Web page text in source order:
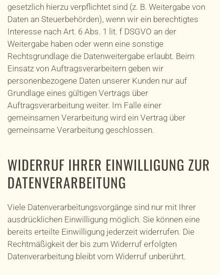
gesetzlich hierzu verpflichtet sind (z. B. Weitergabe von
Daten an Steuerbehörden), wenn wir ein berechtigtes
Interesse nach Art. 6 Abs. 1 lit. f DSGVO an der
Weitergabe haben oder wenn eine sonstige
Rechtsgrundlage die Datenweitergabe erlaubt. Beim
Einsatz von Auftragsverarbeitern geben wir
personenbezogene Daten unserer Kunden nur auf
Grundlage eines gültigen Vertrags über
Auftragsverarbeitung weiter. Im Falle einer
gemeinsamen Verarbeitung wird ein Vertrag über
gemeinsame Verarbeitung geschlossen.
WIDERRUF IHRER EINWILLIGUNG ZUR
DATENVERARBEITUNG
Viele Datenverarbeitungsvorgänge sind nur mit Ihrer
ausdrücklichen Einwilligung möglich. Sie können eine
bereits erteilte Einwilligung jederzeit widerrufen. Die
Rechtmäßigkeit der bis zum Widerruf erfolgten
Datenverarbeitung bleibt vom Widerruf unberührt.